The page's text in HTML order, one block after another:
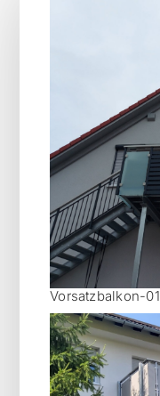
Vorsatzbalkon-01